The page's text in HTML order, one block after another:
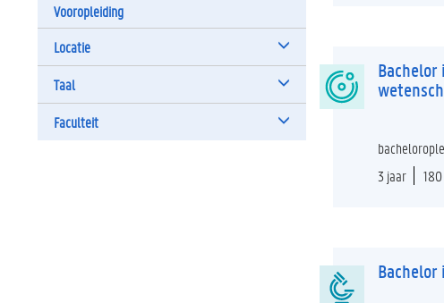
Vooropleiding
Locatie
Taal
Faculteit
3 jaar